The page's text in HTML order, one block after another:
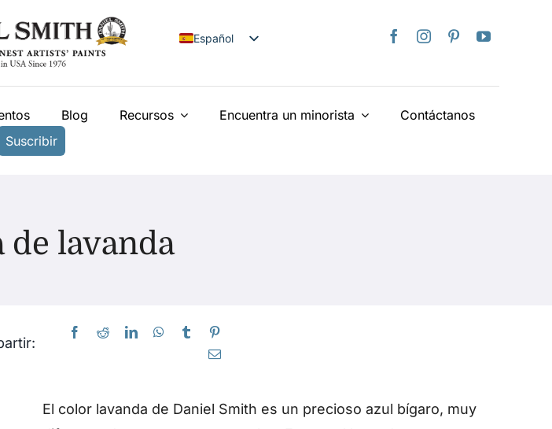
Español
日本語
Français
Blog Recursos Encuentra un minorista
Contáctanos
Suscribir
de lavanda
El color lavanda de Daniel Smith es un precioso azul bígaro, muy